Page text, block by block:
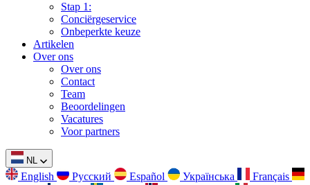
Stap 1:
Conciërgeservice
Onbeperkte keuze
Artikelen
Over ons
Over ons
Contact
Team
Beoordelingen
Vacatures
Voor partners
NL
English Русский Español Українська
Français